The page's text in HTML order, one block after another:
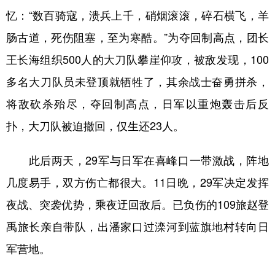
忆：“数百骑寇，溃兵上千，硝烟滚滚，碎石横飞，羊
肠古道，死伤阻塞，至为寒酷。”为夺回制高点，团长
王长海组织500人的大刀队攀崖仰攻，被敌发现，100
多名大刀队员未登顶就牺牲了，其余战士奋勇拼杀，
将敌砍杀殆尽，夺回制高点，日军以重炮轰击后反
扑，大刀队被迫撤回，仅生还23人。
此后两天，29军与日军在喜峰口一带激战，阵地
几度易手，双方伤亡都很大。11日晩，29军决定发挥
夜战、突袭优势，乘夜迂回敌后。已负伤的109旅赵登
禹旅长亲自带队，出潘家口过滦河到蓝旗地村转向日
军营地。